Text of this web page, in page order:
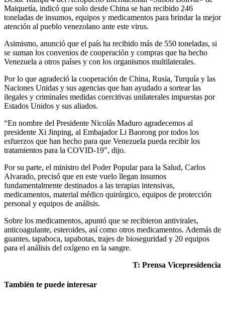
Maiquetía, indicó que solo desde China se han recibido 246
toneladas de insumos, equipos y medicamentos para brindar la mejor
atención al pueblo venezolano ante este virus.
Asimismo, anunció que el país ha recibido más de 550 toneladas, si
se suman los convenios de cooperación y compras que ha hecho
Venezuela a otros países y con los organismos multilaterales.
Por lo que agradeció la cooperación de China, Rusia, Turquía y las
Naciones Unidas y sus agencias que han ayudado a sortear las
ilegales y criminales medidas coercitivas unilaterales impuestas por
Estados Unidos y sus aliados.
“En nombre del Presidente Nicolás Maduro agradecemos al
presidente Xi Jinping, al Embajador Li Baorong por todos los
esfuerzos que han hecho para que Venezuela pueda recibir los
tratamientos para la COVID-19″, dijo.
Por su parte, el ministro del Poder Popular para la Salud, Carlos
Alvarado, precisó que en este vuelo llegan insumos
fundamentalmente destinados a las terapias intensivas,
medicamentos, material médico quirúrgico, equipos de protección
personal y equipos de análisis.
Sobre los medicamentos, apuntó que se recibieron antivirales,
anticoagulante, esteroides, así como otros medicamentos. Además de
guantes, tapaboca, tapabotas, trajes de bioseguridad y 20 equipos
para el análisis del oxígeno en la sangre.
T: Prensa Vicepresidencia
También te puede interesar